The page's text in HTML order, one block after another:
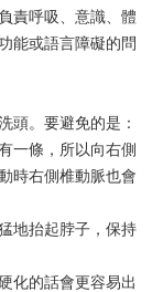
責呼吸、意識、體
能或語言障礙的問
頭。要避免的是：
一條，所以向右側
時右側椎動脈也會
地抬起脖子，保持
化的話會更容易出